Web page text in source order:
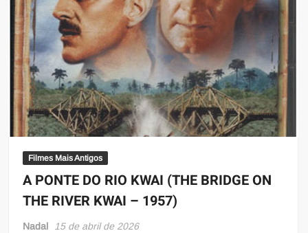
Filmes Mais Antigos
A PONTE DO RIO KWAI (THE BRIDGE ON
THE RIVER KWAI – 1957)
Nadal 15 de abril de 2026